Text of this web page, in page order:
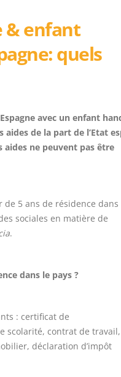
& enfant
quels
avec un enfant
de la part de l’Etat
aides ne peuvent pas être
de 5 ans de résidence dans
sociales en matière de
.
dans le pays ?
: certificat de
scolarité, contrat de
déclaration d’impôt
nerfs
l’Attestation Individuelle,